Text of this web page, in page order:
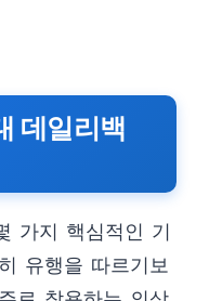
데일리백
가지 핵심적인 기
유행을 따르기보